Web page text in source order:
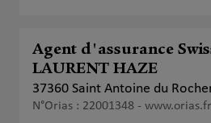
Agent d'assurance
LAURENT HAZE
37360 Saint Antoine du
N°Orias : 22001348 - www.orias.fr